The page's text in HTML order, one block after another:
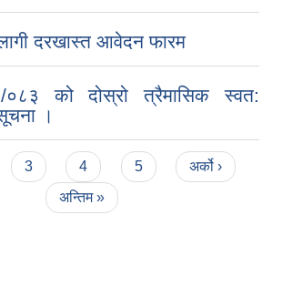
दरखास्त आवेदन फारम
को दोस्रो त्रैमासिक स्वत:
।
3 4 5
अर्को ›
अन्तिम »